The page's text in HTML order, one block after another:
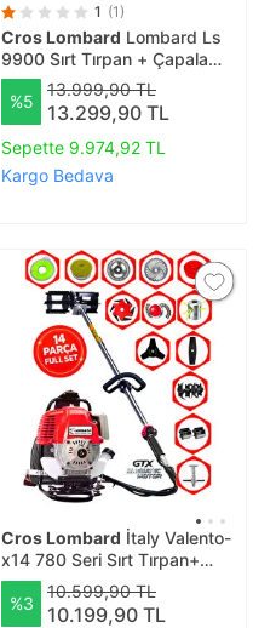
1 (1)
Cros Lombard Lombard Ls
9900 Sırt Tırpan + Çapalama
Seti + Zeytin Toplama 12
Parça Full Set
%5
13.999,90 TL
13.299,90 TL
Sepette 9.974,92 TL
Kargo Bedava
Cros Lombard İtaly Valento-
x14 780 Seri Sırt Tırpan+
Akrobat Çapalama + Toprak
Eşeleme 14 Parça Arazi Seti
%3
10.599,90 TL
10.199,90 TL